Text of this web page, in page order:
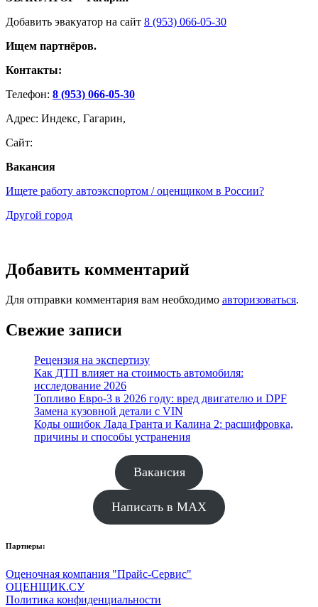
Добавить эвакуатор на сайт 8 (953) 066-05-30
Ищем партнёров.
Контакты:
Телефон: 8 (953) 066-05-30
Адрес: Индекс, Гагарин,
Сайт:
Вакансия
Ищете работу автоэкспортом / оценщиком в России?
Другой город
Добавить комментарий
Для отправки комментария вам необходимо авторизоваться.
Свежие записи
Рецензия на экспертизу
Как ДТП влияет на стоимость автомобиля:
исследование 2026
Топливо Евро-3 в 2026 году: вред двигателю и DPF
Замена кузовной детали с VIN
Коды ошибок Лада Гранта и Калина 2: расшифровка,
причины и способы устранения
Вакансия
Написать в MAX
Партнеры:
Оценочная компания "Прайс-Сервис"
ОЦЕНЩИК.СУ
Политика конфиденциальности